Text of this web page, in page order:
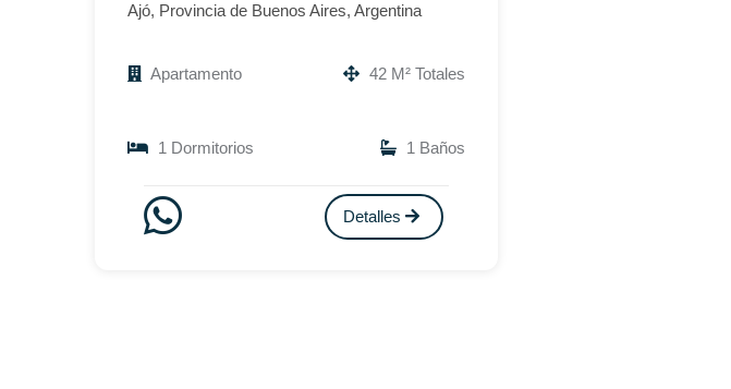
Ajó, Provincia de Buenos Aires, Argentina
Apartamento 42 M² Totales
1 Dormitorios 1 Baños
Detalles